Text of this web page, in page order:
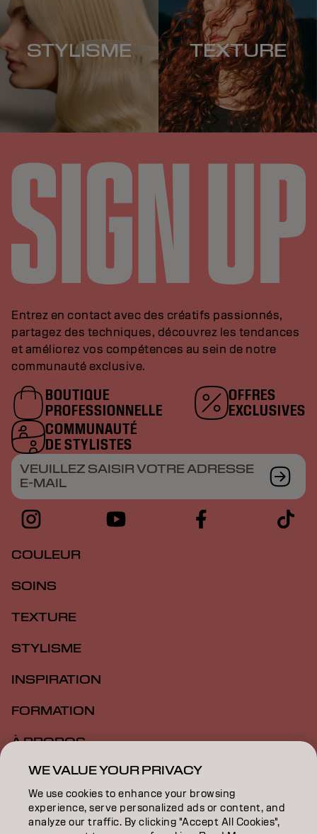
STYLISME TEXTURE
Entrez en contact avec des créatifs passionnés,
partagez des techniques, découvrez les tendances
et améliorez vos compétences au sein de notre
communauté exclusive.
BOUTIQUE
PROFESSIONNELLE
OFFRES
EXCLUSIVES
COMMUNAUTÉ
DE STYLISTES
VEUILLEZ SAISIR VOTRE ADRESSE
E-MAIL
COULEUR
SOINS
TEXTURE
STYLISME
INSPIRATION
FORMATION
À PROPOS
RECHERCHER UN SALON
DEVENIR PARTENAIRE
WE VALUE YOUR PRIVACY
We use cookies to enhance your browsing
experience, serve personalized ads or content, and
analyze our traffic. By clicking "Accept All Cookies",